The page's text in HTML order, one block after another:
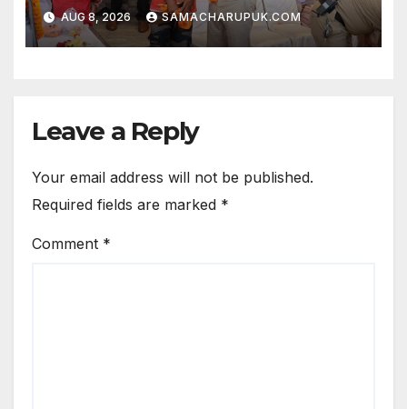
AUG 8, 2026 SAMACHARUPUK.COM
Leave a Reply
Your email address will not be published.
Required fields are marked *
Comment *